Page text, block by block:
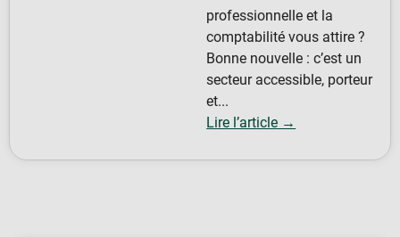
professionnelle et la
comptabilité vous attire ?
Bonne nouvelle : c’est un
secteur accessible, porteur
et...
Lire l’article →